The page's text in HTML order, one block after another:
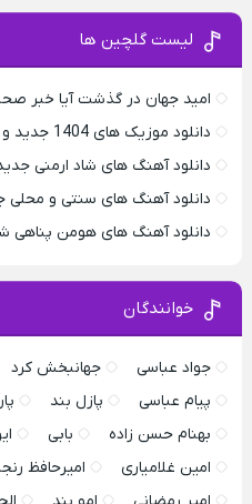
لیست گلچین ها
امید جهان در گذشت آیا خبر
دانلود موزیک های 1404 جدید و ناب
دانلود آهنگ های شاد ارمنی جدید
دانلود آهنگ های سنتی و محلی جدید
دانلود آهنگ های هومن پناهی شاد
خوانندگان
جواد عباسی جهانبخش کرد
پیام عباسی
پازل بند
بهنام حسن زاده
بابی
امین غلامیاری
امیرحافظ